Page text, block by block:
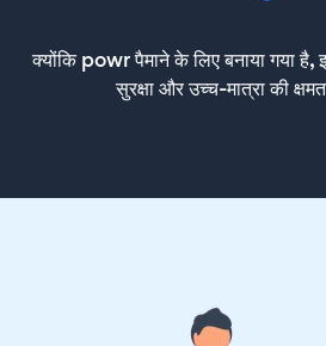
क्योंकि powr पैमाने के लिए बनाया गया है,
सुरक्षा और उच्च-मात्रा की